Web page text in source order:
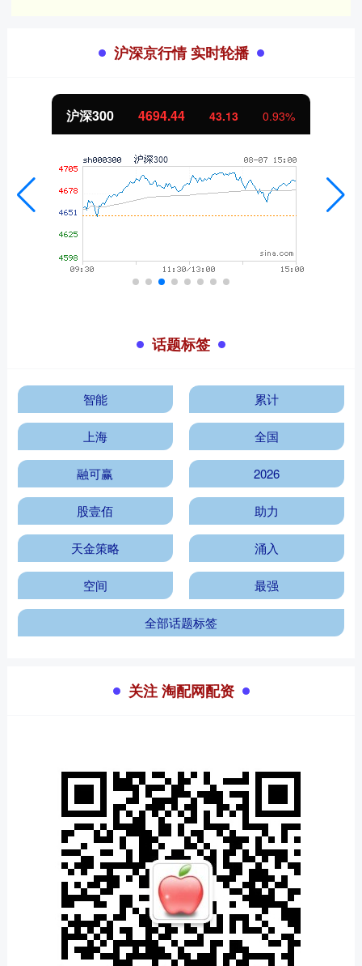
沪深京行情 实时轮播
沪深300 4694.44 43.13 0.93%
话题标签
智能 累计
上海 全国
融可赢 2026
股壹佰 助力
天金策略 涌入
空间 最强
全部话题标签
关注 淘配网配资